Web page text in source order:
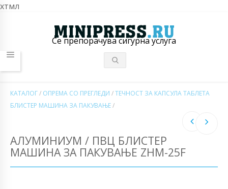
хтмл
Се препорачува сигурна услуга
КАТАЛОГ/ ОПРЕМА СО ПРЕГЛЕДИ /ТЕЧНОСТ ЗА КАПСУЛА ТАБЛЕТА
БЛИСТЕР МАШИНА ЗА ПАКУВАЊЕ/
АЛУМИНИУМ / ПВЦ БЛИСТЕР
МАШИНА ЗА ПАКУВАЊЕ ZHM-25F